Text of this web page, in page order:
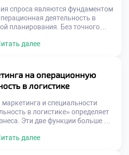
спроса являются фундаментом
деятельность в
планирования. Без точного
Ошибки в прогнозах ведут к
Качественный прогноз
производство и доставку.
и предложением достигается
далее
на операционную
в логистике
маркетинга и специальности
в логистике» определяет
Эти две функции больше не
требования к операционным
далее